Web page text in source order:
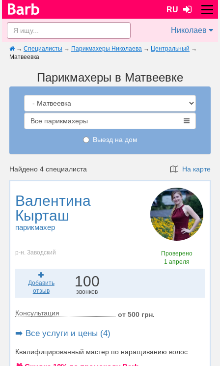
RU
Николаев
→ Специалисты → Парикмахеры Николаева → Центральный →
Матвеевка
Парикмахеры в Матвеевке
Все парикмахеры
Выезд на дом
Найдено 4 специалиста На карте
Валентина
Кырташ
парикмахер
р-н. Заводский
Проверено
1 апреля
Добавить
отзыв
100
звонков
Консультация от 500 грн.
➡️ Все услуги и цены (4)
Квалифицированный мастер по наращиванию волос